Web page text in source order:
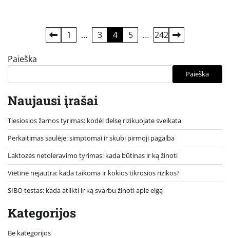
puslapiavimas
1 … 3 4 5 … 242
Paieška
Paieška
Naujausi įrašai
Tiesiosios žarnos tyrimas: kodėl delsę rizikuojate sveikata
Perkaitimas saulėje: simptomai ir skubi pirmoji pagalba
Laktozės netoleravimo tyrimas: kada būtinas ir ką žinoti
Vietinė nejautra: kada taikoma ir kokios tikrosios rizikos?
SIBO testas: kada atlikti ir ką svarbu žinoti apie eigą
Kategorijos
Be kategorijos